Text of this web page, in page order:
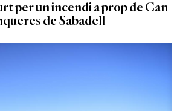
per un incendi a prop de Can
de Sabadell